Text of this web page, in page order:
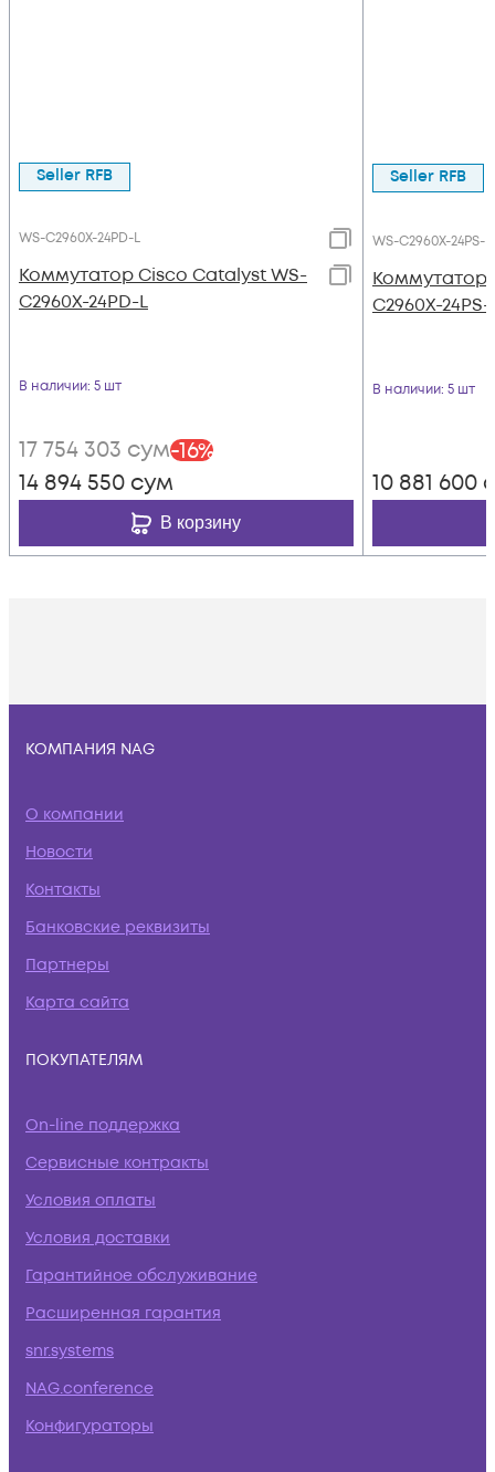
Seller RFB
WS-C2960X-24PD-L
Коммутатор Cisco Catalyst WS-
C2960X-24PD-L
В наличии: 5 шт
17 754 303 сум-16%
14 894 550 сум
В корзину
Seller RFB
WS-C2960X-24PS-L
Коммутатор
C2960X-24PS-
В наличии: 5 шт
10 881 600
КОМПАНИЯ NAG
О компании
Новости
Контакты
Банковские реквизиты
Партнеры
Карта сайта
ПОКУПАТЕЛЯМ
On-line поддержка
Сервисные контракты
Условия оплаты
Условия доставки
Гарантийное обслуживание
Расширенная гарантия
snr.systems
NAG.conference
Конфигураторы